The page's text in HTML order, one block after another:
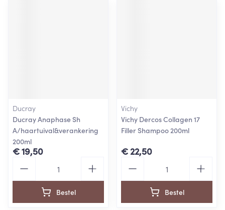
Ducray
Ducray Anaphase Sh
A/haartuival&verankering
200ml
€ 19,50
Bestel
Vichy
Vichy Dercos Collagen 17
Filler Shampoo 200ml
€ 22,50
Bestel